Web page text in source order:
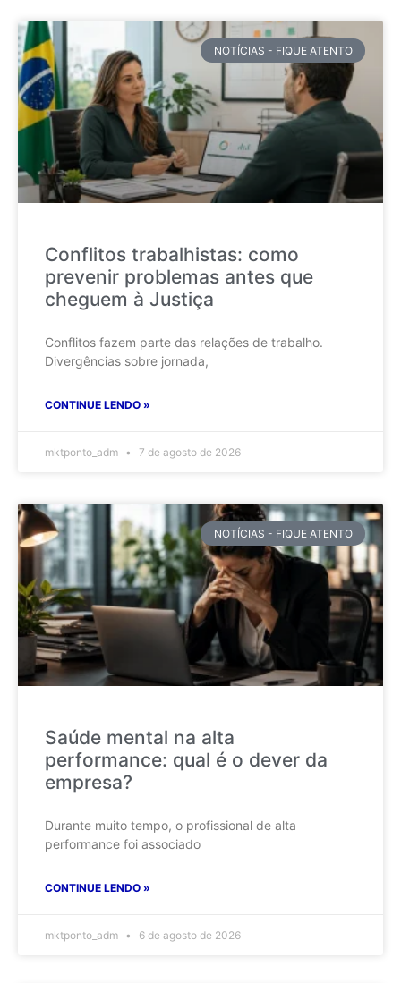
NOTÍCIAS - FIQUE ATENTO
Conflitos trabalhistas: como
prevenir problemas antes que
cheguem à Justiça
Conflitos fazem parte das relações de trabalho.
Divergências sobre jornada,
CONTINUE LENDO »
mktponto_adm 7 de agosto de 2026
NOTÍCIAS - FIQUE ATENTO
Saúde mental na alta
performance: qual é o dever da
empresa?
Durante muito tempo, o profissional de alta
performance foi associado
CONTINUE LENDO »
mktponto_adm 6 de agosto de 2026